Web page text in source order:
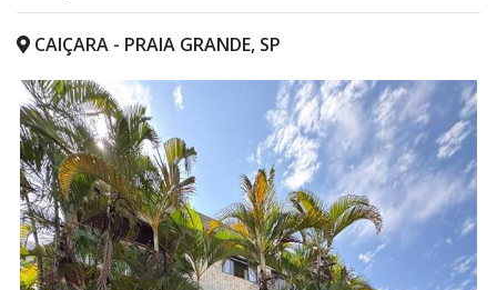
CAIÇARA - PRAIA GRANDE, SP